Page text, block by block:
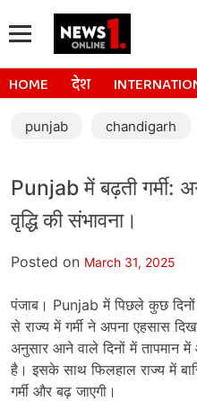
HOME देश
punjab chandigarh
Punjab में बढ़ती गर्मी:
वृद्धि की संभावना।
Posted on March 31, 2025
पंजाब। Punjab में पिछले कुछ
से राज्य में गर्मी ने अपना एहसास
अनुसार आने वाले दिनों में तापमान में
है। इसके साथ फिलहाल राज्य में
गर्मी और बढ़ जाएगी।